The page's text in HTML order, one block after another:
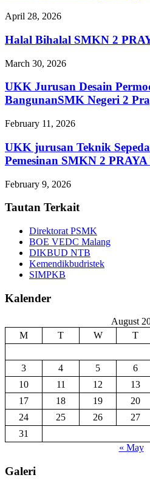
April 28, 2026
Halal Bihalal SMKN 2
March 30, 2026
UKK Jurusan Desain
BangunanSMK Negeri 2
February 11, 2026
UKK jurusan Teknik
Pemesinan SMKN 2
February 9, 2026
Tautan Terkait
Direktorat PSMK
BOE VEDC Malang
DIKBUD NTB
Kemendikbudristek
SIMPKB
Kalender
August
M
T W T
3
4 5 6
10
11 12 13
17
18 19 20
24
25 26 27
31
« May
Galeri